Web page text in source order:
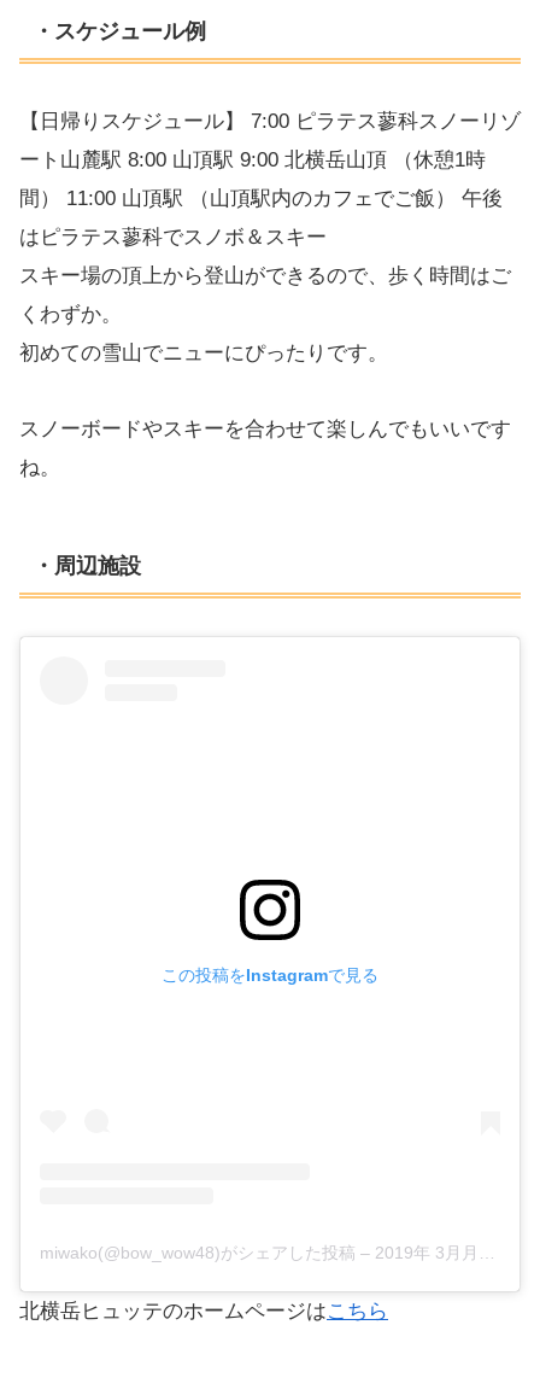
・スケジュール例
【日帰りスケジュール】 7:00 ピラテス蓼科スノーリゾ
ート山麓駅 8:00 山頂駅 9:00 北横岳山頂 （休憩1時
間） 11:00 山頂駅 （山頂駅内のカフェでご飯） 午後
はピラテス蓼科でスノボ＆スキー
スキー場の頂上から登山ができるので、歩く時間はご
くわずか。
初めての雪山でニューにぴったりです。
スノーボードやスキーを合わせて楽しんでもいいです
ね。
・周辺施設
この投稿をInstagramで見る
miwako(@bow_wow48)がシェアした投稿 – 2019年 3月月28日午後2時30分PDT
北横岳ヒュッテのホームページはこちら